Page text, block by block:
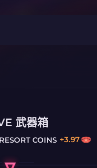
武器箱
RESORT COINS +3.97